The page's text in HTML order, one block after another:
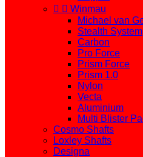
  Winmau
Michael van
Stealth System
Carbon
Pro Force
Prism Force
Prism 1.0
Nylon
Vecta
Aluminium
Multi Blister
Cosmo Shafts
Loxley Shafts
Designa